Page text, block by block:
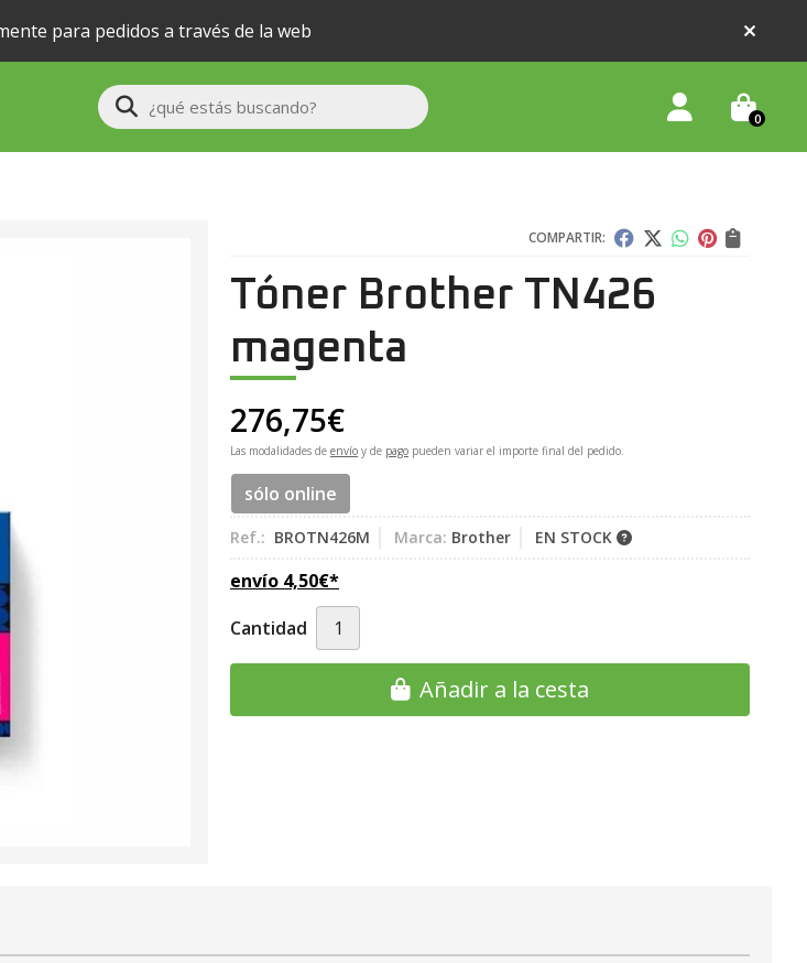
para pedidos a través de la web
Buscar 0
COMPARTIR:
Tóner Brother TN426
magenta
276,75€
Las modalidades de envío y de pago pueden variar el importe final del pedido.
sólo online
Ref.: BROTN426M Marca: Brother EN STOCK
envío 4,50€*
Cantidad
Añadir a la cesta